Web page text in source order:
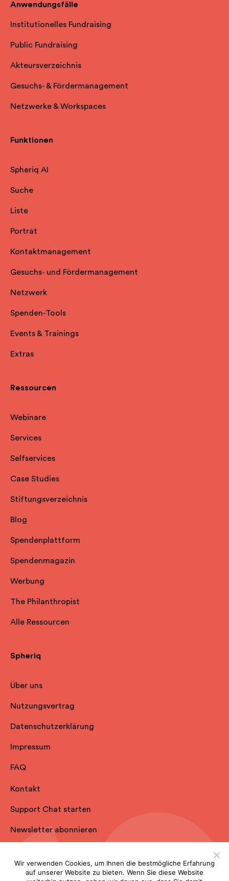
Anwendungsfälle
Institutionelles Fundraising
Public Fundraising
Akteursverzeichnis
Gesuchs- & Fördermanagement
Netzwerke & Workspaces
Funktionen
Spheriq AI
Suche
Liste
Porträt
Kontaktmanagement
Gesuchs- und Fördermanagement
Netzwerk
Spenden-Tools
Events & Trainings
Extras
Ressourcen
Webinare
Services
Selfservices
Case Studies
Stiftungsverzeichnis
Blog
Spendenplattform
Spendenmagazin
Werbung
The Philanthropist
Alle Ressourcen
Spheriq
Über uns
Nutzungsvertrag
Datenschutzerklärung
Impressum
FAQ
Kontakt
Support Chat starten
Newsletter abonnieren
Wir verwenden Cookies, um Ihnen die bestmögliche Erfahrung
auf unserer Website zu bieten. Wenn Sie diese Website